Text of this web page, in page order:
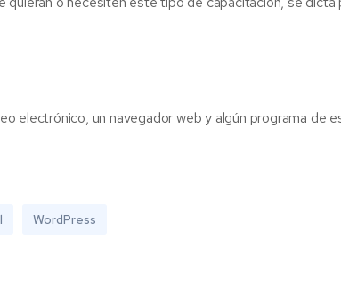
electrónico, un navegador web y algún programa
WordPress